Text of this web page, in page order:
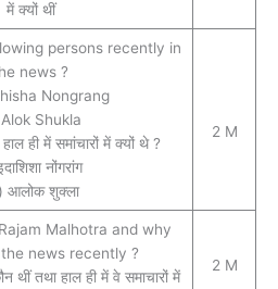
में क्यों थीं
persons recently in
news ?
Nongrang
Shukla
ही में समांचारों में क्यों थे ?
नोंगरांग
आलोक शुक्ला
2 M
Malhotra and why
news recently ?
थीं तथा हाल ही में वे समाचारों में
2 M